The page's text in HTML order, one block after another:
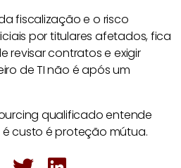
fiscalização e o risco
por titulares afetados, fica
revisar contratos e exigir
de TI não é após um
qualificado entende
custo é proteção mútua.